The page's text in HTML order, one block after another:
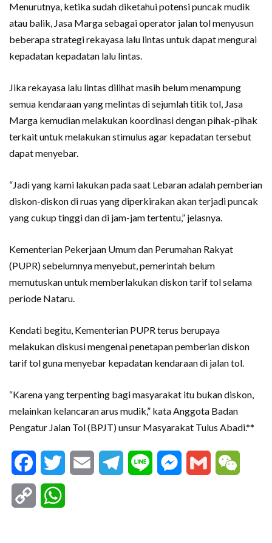
Menurutnya, ketika sudah diketahui potensi puncak mudik
atau balik, Jasa Marga sebagai operator jalan tol menyusun
beberapa strategi rekayasa lalu lintas untuk dapat mengurai
kepadatan kepadatan lalu lintas.
Jika rekayasa lalu lintas dilihat masih belum menampung
semua kendaraan yang melintas di sejumlah titik tol, Jasa
Marga kemudian melakukan koordinasi dengan pihak-pihak
terkait untuk melakukan stimulus agar kepadatan tersebut
dapat menyebar.
“Jadi yang kami lakukan pada saat Lebaran adalah pemberian
diskon-diskon di ruas yang diperkirakan akan terjadi puncak
yang cukup tinggi dan di jam-jam tertentu,” jelasnya.
Kementerian Pekerjaan Umum dan Perumahan Rakyat
(PUPR) sebelumnya menyebut, pemerintah belum
memutuskan untuk memberlakukan diskon tarif tol selama
periode Nataru.
Kendati begitu, Kementerian PUPR terus berupaya
melakukan diskusi mengenai penetapan pemberian diskon
tarif tol guna menyebar kepadatan kendaraan di jalan tol.
“Karena yang terpenting bagi masyarakat itu bukan diskon,
melainkan kelancaran arus mudik,” kata Anggota Badan
Pengatur Jalan Tol (BPJT) unsur Masyarakat Tulus Abadi.**
FacebookTwitter Email Telegram
Line Messenger
Gmail
Copy